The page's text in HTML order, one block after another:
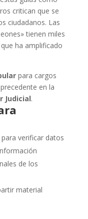
critican que se
ciudadanos. Las
tienen miles
ha amplificado
para cargos
en la
Judicial.
verificar datos
de los
material